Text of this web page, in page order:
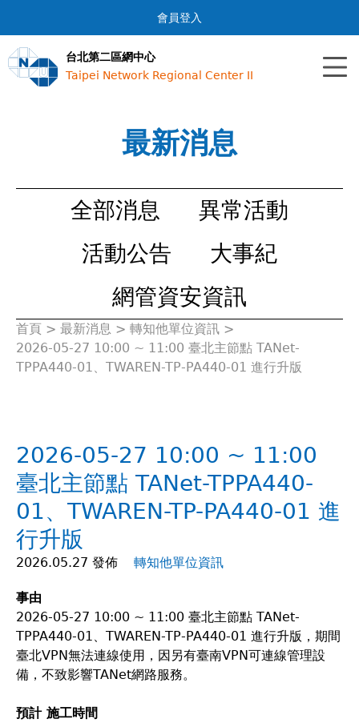
Jump to navigation
會員登入
台北第二區網中心
Taipei Network Regional Center II
最新消息
全部消息
異常活動
活動公告
大事紀
網管資安資訊
您
在
裡
首頁 > 最新消息 > 轉知他單位資訊 >
2026-05-27 10:00 ~ 11:00 臺北主節點 TANet-
TPPA440-01、TWAREN-TP-PA440-01 進行升版
2026-05-27 10:00 ~ 11:00
臺北主節點 TANet-TPPA440-
01、TWAREN-TP-PA440-01 進
行升版
2026.05.27 發佈 轉知他單位資訊
事由
2026-05-27 10:00 ~ 11:00 臺北主節點 TANet-
TPPA440-01、TWAREN-TP-PA440-01 進行升版，期間
臺北VPN無法連線使用，因另有臺南VPN可連線管理設
備，不致影響TANet網路服務。
預計 施工時間